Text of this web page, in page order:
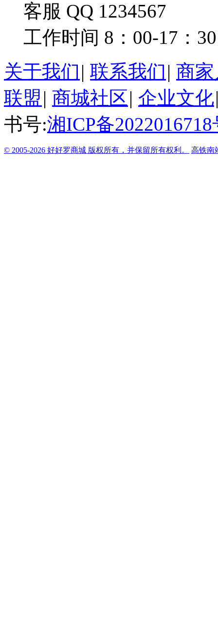
客服 QQ 1234567
工作时间 8：00-17：30
关于我们 | 联系我们 | 商
联盟 | 商城社区| 企业文化
书号:湘ICP备2022016718
© 2005-2026 好好罗商城 版权所有，并保留所有权利。 高铁南